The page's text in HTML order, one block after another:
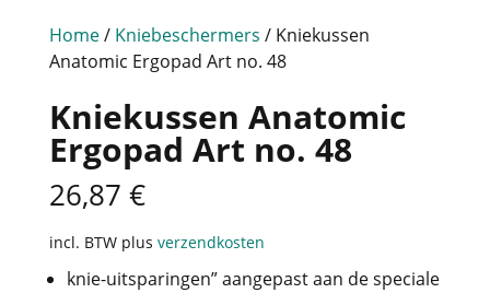
Home/ Kniebeschermers / Kniekussen
Anatomic Ergopad Art no. 48
Kniekussen Anatomic
Ergopad Art no. 48
26,87 €
incl. BTW plus verzendkosten
knie-uitsparingen” aangepast aan de speciale